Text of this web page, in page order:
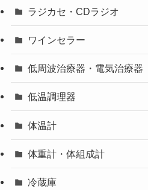
ラジカセ・CDラジオ
ワインセラー
低周波治療器・電気治療器
低温調理器
体温計
体重計・体組成計
冷蔵庫